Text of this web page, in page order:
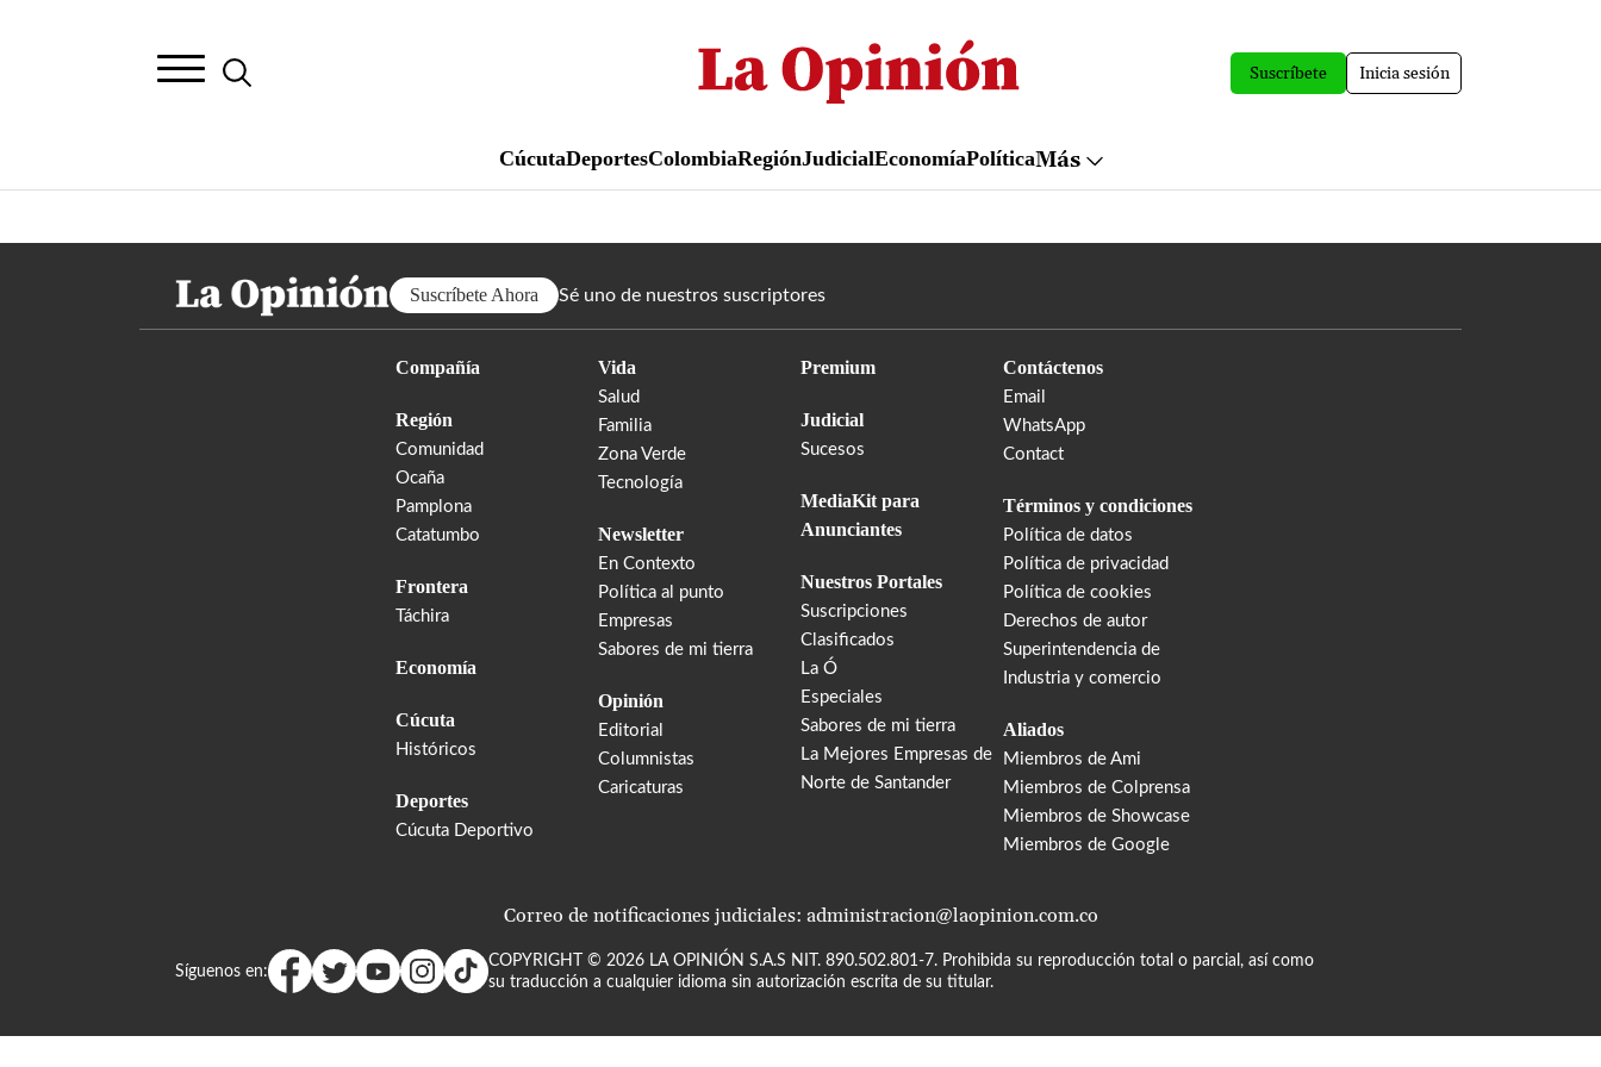
al
contenido
Suscríbete Inicia sesión
CúcutaDeportesColombiaRegiónJudicialEconomíaPolíticaMás
Suscríbete Ahora Sé uno de nuestros suscriptores
Compañía
Región
Comunidad
Ocaña
Pamplona
Catatumbo
Frontera
Táchira
Economía
Cúcuta
Históricos
Deportes
Cúcuta Deportivo
Vida
Salud
Familia
Zona Verde
Tecnología
Newsletter
En Contexto
Política al punto
Empresas
Sabores de mi tierra
Opinión
Editorial
Columnistas
Caricaturas
Premium
Judicial
Sucesos
MediaKit para
Anunciantes
Nuestros Portales
Suscripciones
Clasificados
La Ó
Especiales
Sabores de mi tierra
La Mejores Empresas de
Norte de Santander
Contáctenos
Email
WhatsApp
Contact
Términos y condiciones
Política de datos
Política de privacidad
Política de cookies
Derechos de autor
Superintendencia de
Industria y comercio
Aliados
Miembros de Ami
Miembros de Colprensa
Miembros de Showcase
Miembros de Google
Correo de notificaciones judiciales: administracion@laopinion.com.co
Síguenos en:
COPYRIGHT © 2026 LA OPINIÓN S.A.S NIT. 890.502.801-7. Prohibida su reproducción total o parcial, así como
su traducción a cualquier idioma sin autorización escrita de su titular.